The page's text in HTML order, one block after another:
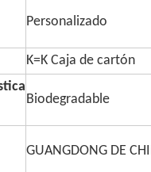
Personalizado
K=K Caja de cartón
Biodegradable
GUANGDONG DE